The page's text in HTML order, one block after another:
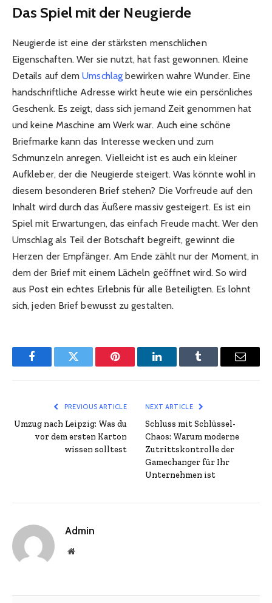
Das Spiel mit der Neugierde
Neugierde ist eine der stärksten menschlichen
Eigenschaften. Wer sie nutzt, hat fast gewonnen. Kleine
Details auf demUmschlagbewirken wahre Wunder. Eine
handschriftliche Adresse wirkt heute wie ein persönliches
Geschenk. Es zeigt, dass sich jemand Zeit genommen hat
und keine Maschine am Werk war. Auch eine schöne
Briefmarke kann das Interesse wecken und zum
Schmunzeln anregen. Vielleicht ist es auch ein kleiner
Aufkleber, der die Neugierde steigert. Was könnte wohl in
diesem besonderen Brief stehen? Die Vorfreude auf den
Inhalt wird durch das Äußere massiv gesteigert. Es ist ein
Spiel mit Erwartungen, das einfach Freude macht. Wer den
Umschlag als Teil der Botschaft begreift, gewinnt die
Herzen der Empfänger. Am Ende zählt nur der Moment, in
dem der Brief mit einem Lächeln geöffnet wird. So wird
aus Post ein echtes Erlebnis für alle Beteiligten. Es lohnt
sich, jeden Brief bewusst zu gestalten.
FacebookTwitter Pinterest LinkedInTumblr Email
PREVIOUS ARTICLE
Umzug nach Leipzig: Was du
vor dem ersten Karton
wissen solltest
NEXT ARTICLE
Schluss mit Schlüssel-
Chaos: Warum moderne
Zutrittskontrolle der
Gamechanger für Ihr
Unternehmen ist
Admin
Website